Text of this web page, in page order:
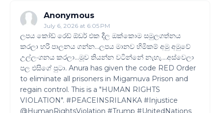
Anonymous
July 6, 2026 at 6:05 PM
ලපය කෝඩ් රෙඩ් ඕඩර් එක දීල ඔක්කොම සමුලගත්නය
කරලා හරි පාලනය ගන්න...ලපය මානව හිමිකම් අමු අමුවේ
උල්ලංගනය කරලා...මූව තියන්න වටින්නේ නැහැ....අස්වෙලා
පල එසිගේ පුටා. Anura has given the code RED Order
to eliminate all prisoners in Migamuva Prison and
regain control. This is a "HUMAN RIGHTS
VIOLATION". #PEACEINSRILANKA #Injustice
@HumanRightsViolation #Trump #UnitedNations